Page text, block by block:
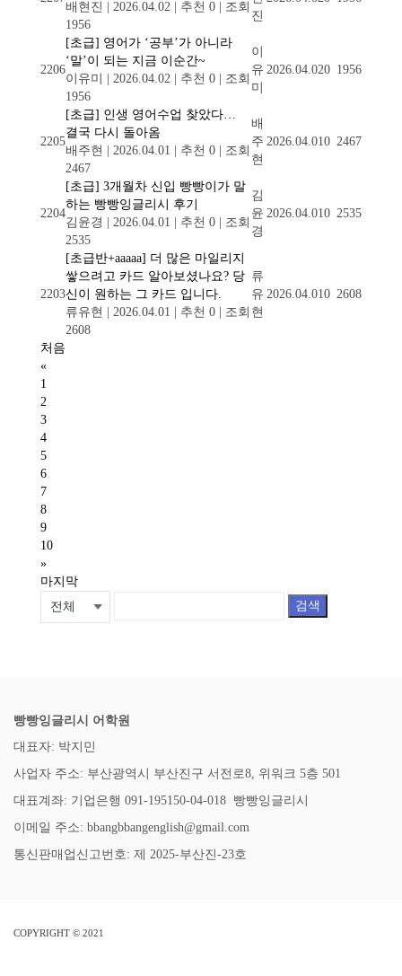
배현진
2026.04.02 추천 0
조회
1956
진
2206
[초급] 영어가 ‘공부’가 아니라
‘말’이 되는 지금 이순간~
이유미
2026.04.02 추천 0
조회
1956
이
유
미
2026.04.020 1956
2205
[초급] 인생 영어수업 찾았다…
결국 다시 돌아옴
배주현
2026.04.01 추천 0
조회
2467
배
주
현
2026.04.010 2467
2204
[초급] 3개월차 신입 빵빵이가 말
하는 빵빵잉글리시 후기
김윤경
2026.04.01 추천 0
조회
2535
김
윤
경
2026.04.010 2535
2203
[초급반+aaaaa] 더 많은 마일리지
쌓으려고 카드 알아보셨나요? 당
신이 원하는 그 카드 입니다.
류유현
2026.04.01 추천 0
조회
2608
류
유
현
2026.04.010 2608
처음
«
1
2
3
4
5
6
7
8
9
10
»
마지막
검색
빵빵잉글리시 어학원
대표자: 박지민
사업자 주소: 부산광역시 부산진구 서전로8, 위워크 5층 501
대표계좌: 기업은행 091-195150-04-018 빵빵잉글리시
이메일 주소: bbangbbangenglish@gmail.com
통신판매업신고번호: 제 2025-부산진-23호
COPYRIGHT © 2021